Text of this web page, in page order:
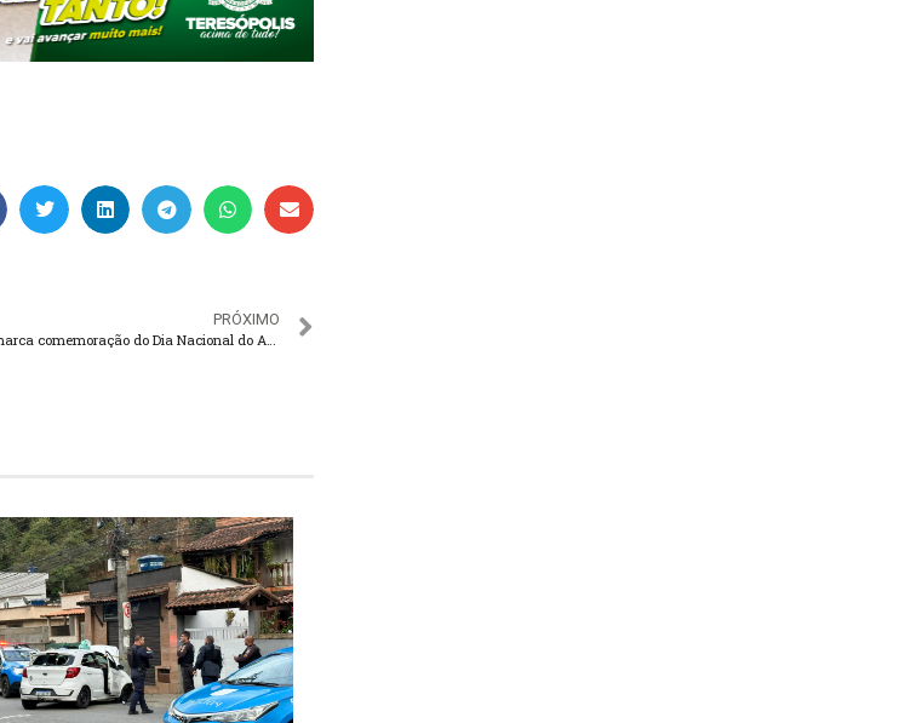
PRÓXIMO
Roda de Conversa marca comemoração do Dia Nacional do Assistente Social em Guapimirim